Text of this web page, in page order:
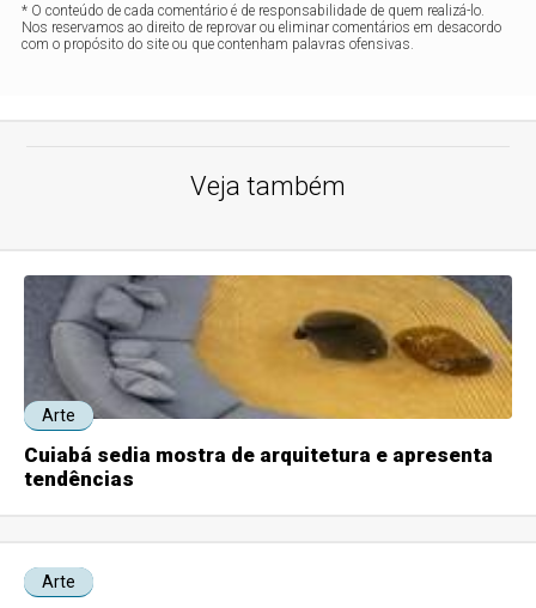
* O conteúdo de cada comentário é de responsabilidade de quem realizá-lo.
Nos reservamos ao direito de reprovar ou eliminar comentários em desacordo
com o propósito do site ou que contenham palavras ofensivas.
Veja também
Arte
Cuiabá sedia mostra de arquitetura e apresenta
tendências
Arte